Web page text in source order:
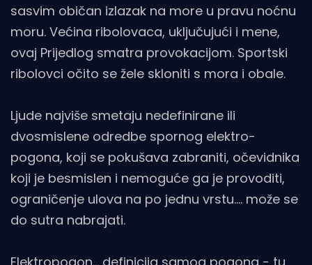
sasvim običan izlazak na more u pravu noćnu
moru. Većina ribolovaca, uključujući i mene,
ovaj Prijedlog smatra provokacijom. Sportski
ribolovci očito se žele skloniti s mora i obale.
Ljude najviše smetaju nedefinirane ili
dvosmislene odredbe spornog elektro-
pogona, koji se pokušava zabraniti, očevidnika
koji je besmislen i nemoguće ga je provoditi,
ograničenje ulova na po jednu vrstu.... može se
do sutra nabrajati.